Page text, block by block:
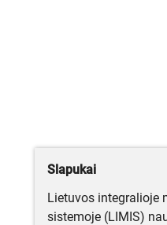
Slapukai
Lietuvos integralioje
sistemoje (LIMIS)